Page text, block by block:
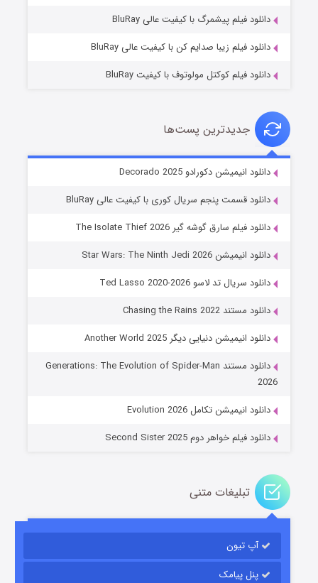
خاندان اژدها فصل ۳
جادوگری در مغولستان
قسمت۱۴ (زیرنویس) منتشر شد
باب اسفنجی فصل ۱۷
قسمت۶ (زیرنویس) منتشر شد
دانلود فیلم پیشمرگ با کیفیت عالی BluRay
دانلود فیلم زیبا صدایم کن با کیفیت عالی BluRay
دانلود فیلم کوکتل مولوتوف با کیفیت BluRay
جدیدترین پست‌ها
دانلود انیمیشن دکورادو Decorado 2025
دانلود قسمت پنجم سریال کوری با کیفیت عالی BluRay
دانلود فیلم سارق گوشه گیر The Isolate Thief 2026
دانلود انیمیشن Star Wars: The Ninth Jedi 2026
دانلود سریال تد لاسو Ted Lasso 2020-2026
دانلود مستند Chasing the Rains 2022
دانلود انیمیشن دنیایی دیگر Another World 2025
دانلود مستند Generations: The Evolution of Spider-Man
2026
دانلود انیمیشن تکامل Evolution 2026
دانلود فیلم خواهر دوم Second Sister 2025
تبلیغات متنی
آپ تیون
پنل پیامک